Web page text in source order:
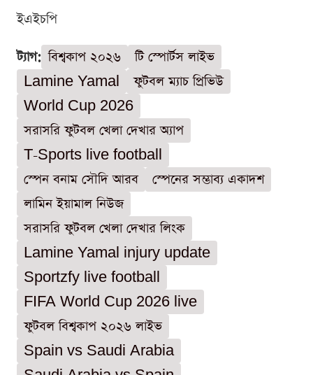
ইএইচপি
ট্যাগ: বিশ্বকাপ ২০২৬
টি স্পোর্টস লাইভ
Lamine Yamal
ফুটবল ম্যাচ প্রিভিউ
World Cup 2026
সরাসরি ফুটবল খেলা দেখার অ্যাপ
T-Sports live football
স্পেন বনাম সৌদি আরব
স্পেনের সম্ভাব্য একাদশ
লামিন ইয়ামাল নিউজ
সরাসরি ফুটবল খেলা দেখার লিংক
Lamine Yamal injury update
Sportzfy live football
FIFA World Cup 2026 live
ফুটবল বিশ্বকাপ ২০২৬ লাইভ
Spain vs Saudi Arabia